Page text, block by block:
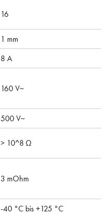
16
1 mm
8 A
160 V~
500 V~
> 10^8 Ω
3 mOhm
-40 °C bis +125 °C